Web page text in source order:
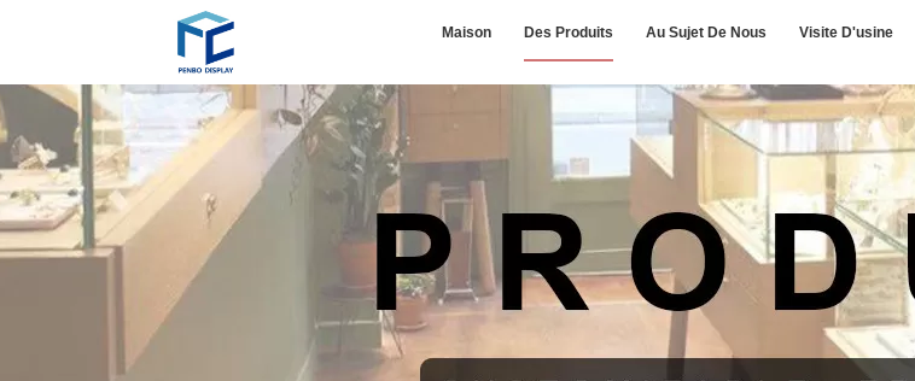
Maison Des Produits Au Sujet De Nous Visite D'usine